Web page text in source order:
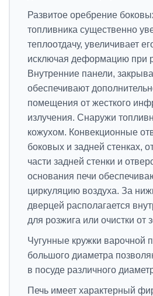
Развитое оребрение
топливника существенно
теплоотдачу, увеличивает
исключая деформацию при
Внутренние панели,
обеспечивают
помещения от жесткого
излучения. Снаружи
кожухом. Конвекционные
боковых и задней стенках,
части задней стенки и
основания печи
циркуляцию воздуха. За
дверцей располагается
для розжига или очистки от
Чугунные кружки варочной
большого диаметра
в посуде различного
Печь имеет характерный